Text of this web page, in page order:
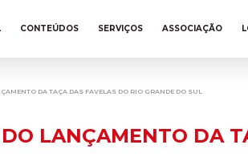
CONTEÚDOS SERVIÇOS ASSOCIAÇÃO
DA TAÇA DAS FAVELAS DO RIO GRANDE DO SUL
LANÇAMENTO DA